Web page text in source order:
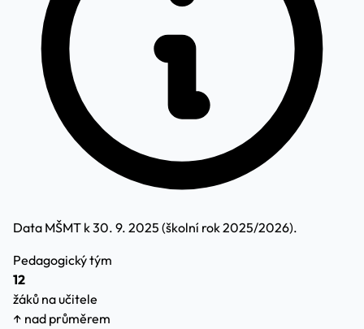
Data MŠMT k 30. 9. 2025 (školní rok 2025/2026).
Pedagogický tým
12
žáků na učitele
↑ nad průměrem